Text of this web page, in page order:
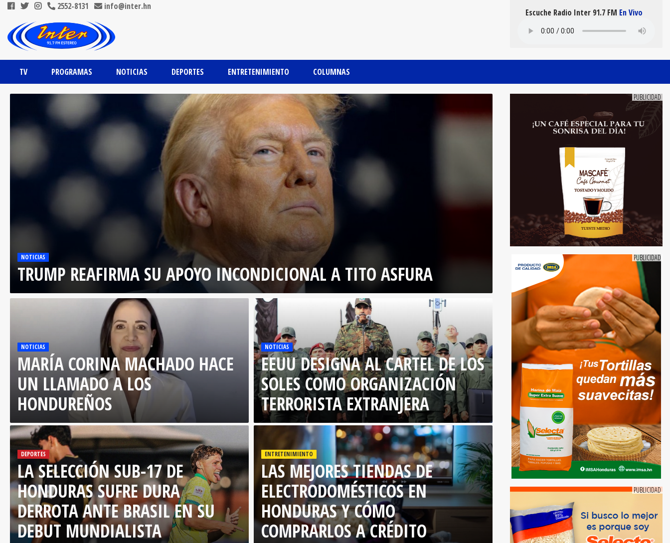
2552-8131 info@inter.hn
TV PROGRAMAS NOTICIAS DEPORTES ENTRETENIMIENTO COLUMNAS
Escuche Radio Inter 91.7 FM En Vivo
NOTICIAS
TRUMP REAFIRMA SU APOYO INCONDICIONAL A TITO ASFURA
NOTICIAS
MARÍA CORINA MACHADO HACE
UN LLAMADO A LOS
HONDUREÑOS
NOTICIAS
EEUU DESIGNA AL CARTEL DE LOS
SOLES COMO ORGANIZACIÓN
TERRORISTA EXTRANJERA
DEPORTES
LA SELECCIÓN SUB-17 DE
HONDURAS SUFRE DURA
DERROTA ANTE BRASIL EN SU
DEBUT MUNDIALISTA
ENTRETENIMIENTO
LAS MEJORES TIENDAS DE
ELECTRODOMÉSTICOS EN
HONDURAS Y CÓMO
COMPRARLOS A CRÉDITO